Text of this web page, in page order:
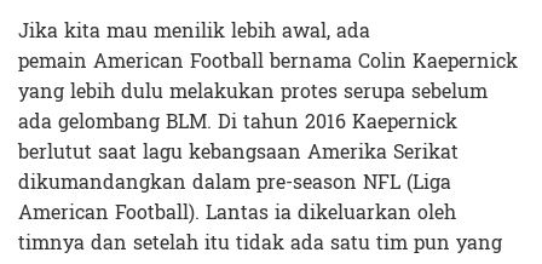
Jika kita mau menilik lebih awal, ada
pemain American Football bernama Colin Kaepernick
yang lebih dulu melakukan protes serupa sebelum
ada gelombang BLM. Di tahun 2016 Kaepernick
berlutut saat lagu kebangsaan Amerika Serikat
dikumandangkan dalam pre-season NFL (Liga
American Football). Lantas ia dikeluarkan oleh
timnya dan setelah itu tidak ada satu tim pun yang